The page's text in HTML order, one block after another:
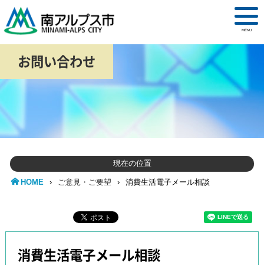
MENU
お問い合わせ
現在の位置
HOME › ご意見・ご要望 › 消費生活電子メール相談
消費生活電子メール相談